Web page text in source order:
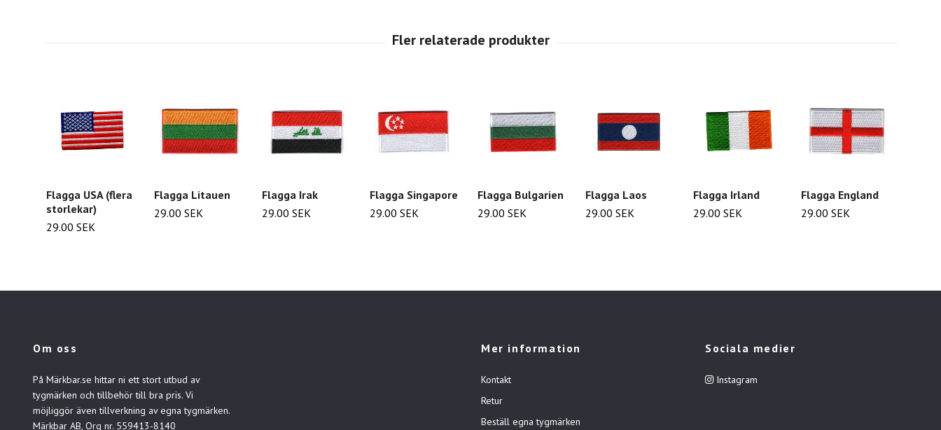
Flagga USA (flera
storlekar)
29.00 SEK
Flagga Litauen
29.00 SEK
Flagga Irak
29.00 SEK
Flagga Singapore
29.00 SEK
Flagga Bulgarien
29.00 SEK
Flagga Laos
29.00 SEK
Flagga Irland
29.00 SEK
Flagga England
29.00 SEK
Om oss
På Märkbar.se hittar ni ett stort utbud av
tygmärken och tillbehör till bra pris. Vi
möjliggör även tillverkning av egna tygmärken.
Märkbar AB, Org nr. 559413-8140
Mer information
Kontakt
Retur
Beställ egna tygmärken
Sociala medier
Instagram